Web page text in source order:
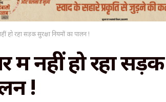
हो रहा सड़क सुरक्षा नियमों का पालन !
में नहीं हो रहा
!